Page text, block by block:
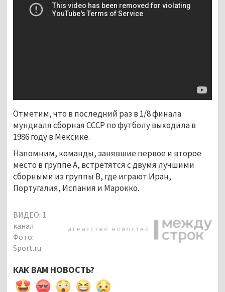
Отметим, что в последний раз в 1/8 финала
мундиаля сборная СССР по футболу выходила в
1986 году в Мексике.
Напомним, команды, занявшие первое и второе
место в группе А, встретятся с двумя лучшими
сборными из группы B, где играют Иран,
Португалия, Испания и Марокко.
ВИДЕО: 1
канал
Фото:
Sport.ru
КАК ВАМ НОВОСТЬ?